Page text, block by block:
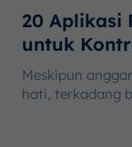
20 Aplikasi
untuk
Meskipun
hati, terkadang